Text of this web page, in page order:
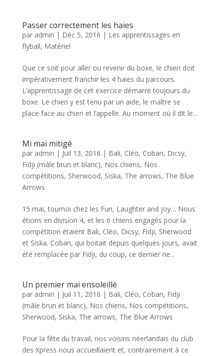
Passer correctement les haies
par admin | Déc 5, 2016 | Les apprentissages en
flyball, Matériel
Que ce soit pour aller ou revenir du boxe, le chien doit
impérativement franchir les 4 haies du parcours.
L’apprentissage de cet exercice démarre toujours du
boxe. Le chien y est tenu par un aide, le maître se
place face au chien et l’appelle. Au moment où il dit le...
Mi mai mitigé
par admin | Juil 13, 2016 | Bali, Cléo, Coban, Dicsy,
Fidji (mâle brun et blanc), Nos chiens, Nos
compétitions, Sherwood, Siska, The arrows, The Blue
Arrows
15 mai, tournoi chez les Fun, Laughter and joy… Nous
étions en division 4, et les 6 chiens engagés pour la
compétition étaient Bali, Cléo, Dicsy, Fidji, Sherwood
et Siska. Coban, qui boitait depuis quelques jours, avait
été remplacée par Fidji, du coup, ce dernier ne...
Un premier mai ensoleillé
par admin | Juil 11, 2016 | Bali, Cléo, Coban, Fidji
(mâle brun et blanc), Nos chiens, Nos compétitions,
Sherwood, Siska, The arrows, The Blue Arrows
Pour la fête du travail, nos voisins néerlandais du club
des Xpress nous accueillaient et, contrairement à ce